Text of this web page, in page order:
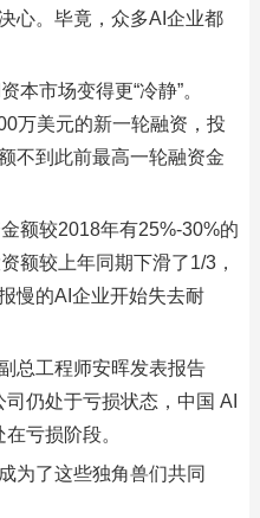
心。毕竟，众多AI企业都
本市场变得更“冷静”。
万美元的新一轮融资，投
不到此前最高一轮融资金
额较2018年有25%-30%的
额较上年同期下滑了1/3，
慢的AI企业开始失去耐
总工程师安晖发表报告
仍处于亏损状态，中国 AI
亏损阶段。
为了这些独角兽们共同